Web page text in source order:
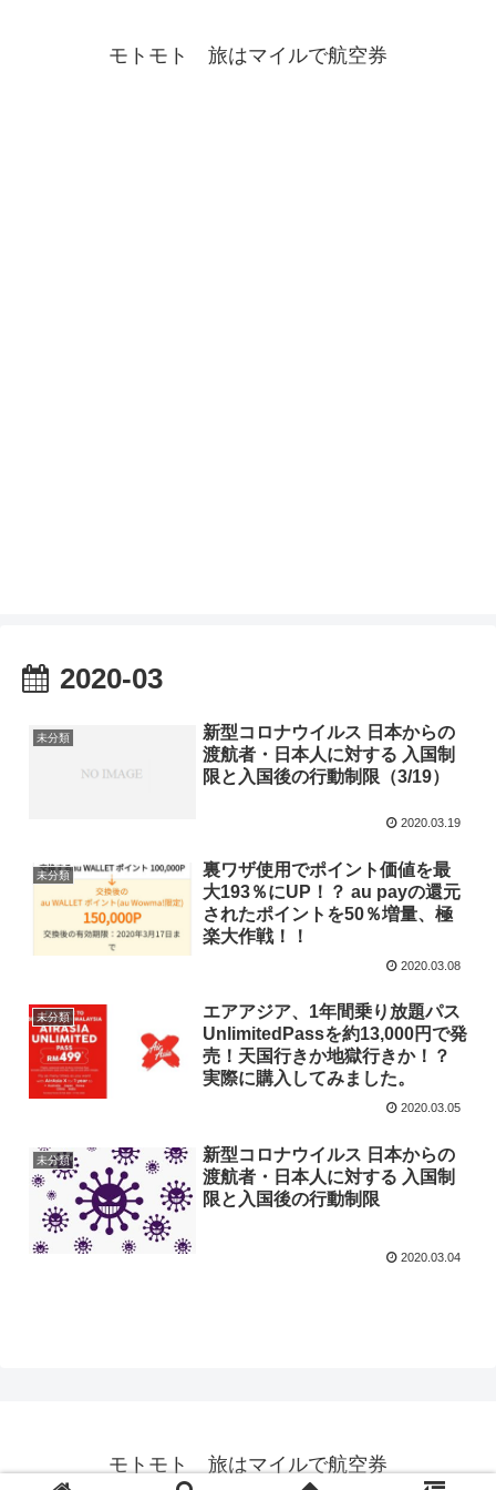
モトモト 旅はマイルで航空券
2020-03
未分類
新型コロナウイルス 日本からの
渡航者・日本人に対する 入国制
限と入国後の行動制限（3/19）
2020.03.19
未分類
裏ワザ使用でポイント価値を最
大193％にUP！？ au payの還元
されたポイントを50％増量、極
楽大作戦！！
2020.03.08
未分類
エアアジア、1年間乗り放題パス
UnlimitedPassを約13,000円で発
売！天国行きか地獄行きか！？
実際に購入してみました。
2020.03.05
未分類
新型コロナウイルス 日本からの
渡航者・日本人に対する 入国制
限と入国後の行動制限
2020.03.04
モトモト 旅はマイルで航空券